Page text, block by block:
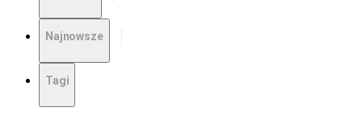
Najnowsze
Tagi